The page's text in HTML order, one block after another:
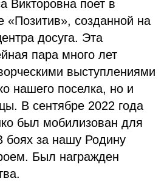
Викторовна поет в
«Позитив», созданной на
досуга. Эта
пара много лет
выступлениями
нашего поселка, но и
В сентябре 2022 года
был мобилизован для
боях за нашу Родину
Был награжден